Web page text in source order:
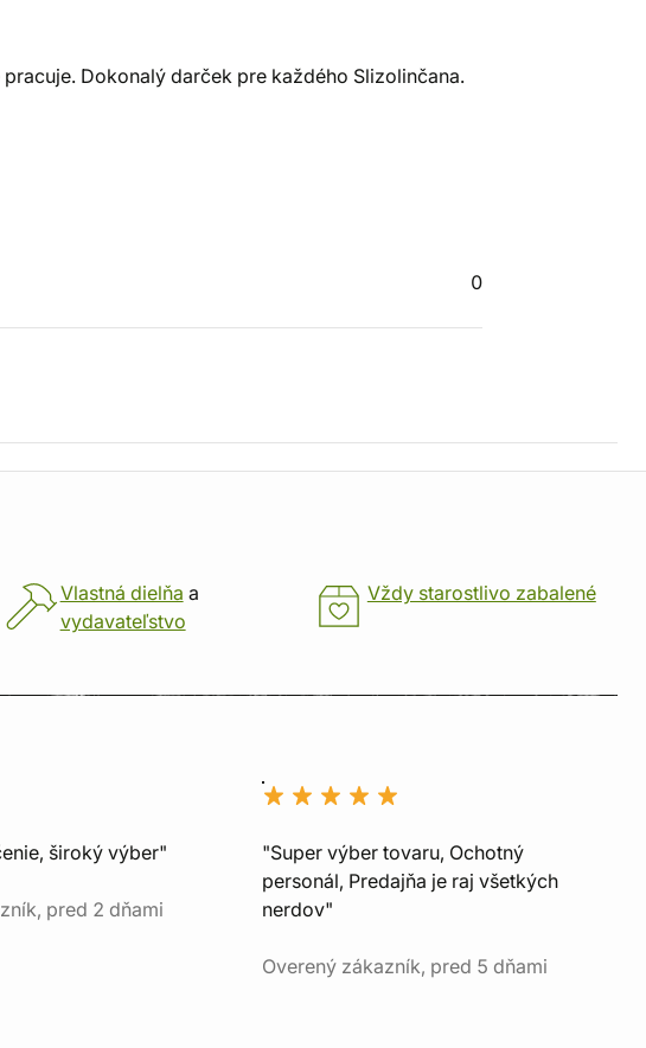
Dokonalý darček pre každého Slizolinčana.
0
Vlastná dielňa a
vydavateľstvo
Vždy starostlivo zabalené
široký výber"
pred 2 dňami
"Super výber tovaru, Ochotný
personál, Predajňa je raj všetkých
nerdov"
Overený zákazník, pred 5 dňami